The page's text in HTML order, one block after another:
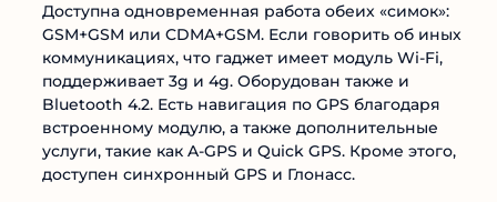
Доступна одновременная работа обеих «симок»:
GSM+GSM или CDMA+GSM. Если говорить об иных
коммуникациях, что гаджет имеет модуль Wi-Fi,
поддерживает 3g и 4g. Оборудован также и
Bluetooth 4.2. Есть навигация по GPS благодаря
встроенному модулю, а также дополнительные
услуги, такие как A-GPS и Quick GPS. Кроме этого,
доступен синхронный GPS и Глонасс.